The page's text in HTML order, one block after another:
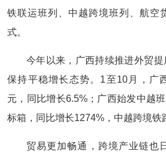
铁联运班列、中越跨境班列、航空
式。
今年以来，广西持续推进外贸
保持平稳增长态势。1至10月，广
元，同比增长6.5%；广西始发中越
标箱，同比增长1274%，中越跨境铁
贸易更加畅通，跨境产业链也